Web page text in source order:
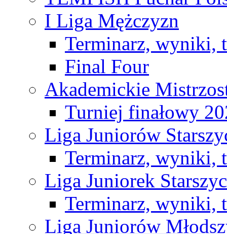
I Liga Mężczyzn
Terminarz, wyniki,
Final Four
Akademickie
Turniej finałowy
Liga Juniorów
Terminarz, wyniki,
Liga Juniorek
Terminarz, wyniki,
Liga Juniorów